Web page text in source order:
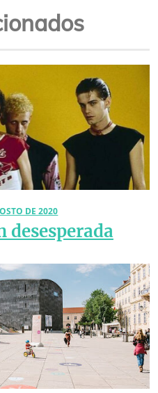
DE 2020
desesperada